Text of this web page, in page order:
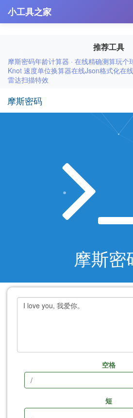
小工具之家
推荐工具
摩斯密码年龄计算器 · 在线精确测算玩个
Knot 速度单位换算器在线Json格式化在
雷达扫描特效
摩斯密码
摩斯密
空格
短